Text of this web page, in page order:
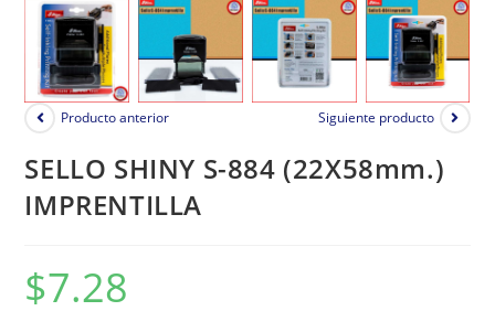
Producto anterior Siguiente producto
SELLO SHINY S-884 (22X58mm.)
IMPRENTILLA
$7.28